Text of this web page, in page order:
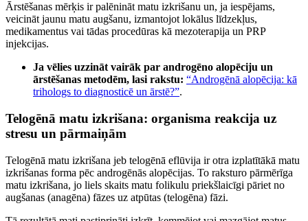
Ārstēšanas mērķis ir palēnināt matu izkrišanu un, ja iespējams,
veicināt jaunu matu augšanu, izmantojot lokālus līdzekļus,
medikamentus vai tādas procedūras kā mezoterapija un PRP
injekcijas.
Ja vēlies uzzināt vairāk par androgēno alopēciju un
ārstēšanas metodēm, lasi rakstu: “Androgēnā alopēcija: kā
trihologs to diagnosticē un ārstē?”.
Telogēnā matu izkrišana: organisma reakcija uz
stresu un pārmaiņām
Telogēnā matu izkrišana jeb telogēnā eflūvija ir otra izplatītākā matu
izkrišanas forma pēc androgēnās alopēcijas. To raksturo pārmērīga
matu izkrišana, jo liels skaits matu folikulu priekšlaicīgi pāriet no
augšanas (anagēna) fāzes uz atpūtas (telogēna) fāzi.